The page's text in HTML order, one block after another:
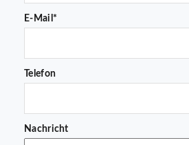
E-Mail*
Telefon
Nachricht